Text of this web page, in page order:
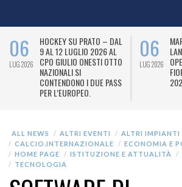
06
LUG 2026
HOCKEY SU PRATO – DAL
9 AL 12 LUGLIO 2026 AL
CPO GIULIO ONESTI OTTO
NAZIONALI SI
CONTENDONO I DUE PASS
PER L’EUROPEO.
06
LUG 2026
ALL NEWS ALTRI EVENTI ALTRI IMPIANTI
CALCIO.INTERNAZIONALE
ECONOMIA E
HOME PAGE
ISTITUZIONE E ATTUALITÀ
TECNOLOGIA